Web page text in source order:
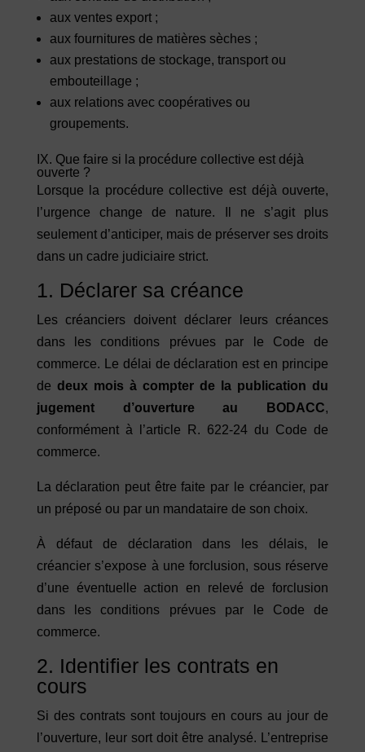
aux ventes export ;
aux fournitures de matières sèches ;
aux prestations de stockage, transport ou
embouteillage ;
aux relations avec coopératives ou
groupements.
IX. Que faire si la procédure collective est déjà
ouverte ?
Lorsque la procédure collective est déjà ouverte,
l’urgence change de nature. Il ne s’agit plus
seulement d’anticiper, mais de préserver ses droits
dans un cadre judiciaire strict.
1. Déclarer sa créance
Les créanciers doivent déclarer leurs créances
dans les conditions prévues par le Code de
commerce. Le délai de déclaration est en principe
de deux mois à compter de la publication du
jugement d’ouverture au BODACC,
conformément à l’article R. 622-24 du Code de
commerce.
La déclaration peut être faite par le créancier, par
un préposé ou par un mandataire de son choix.
À défaut de déclaration dans les délais, le
créancier s’expose à une forclusion, sous réserve
d’une éventuelle action en relevé de forclusion
dans les conditions prévues par le Code de
commerce.
2. Identifier les contrats en
cours
Si des contrats sont toujours en cours au jour de
l’ouverture, leur sort doit être analysé. L’entreprise